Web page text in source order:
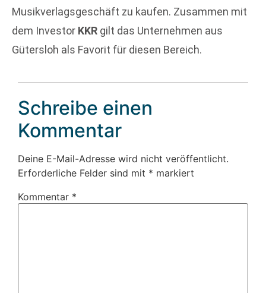
Musikverlagsgeschäft zu kaufen. Zusammen mit
dem Investor KKR gilt das Unternehmen aus
Gütersloh als Favorit für diesen Bereich.
Schreibe einen
Kommentar
Deine E-Mail-Adresse wird nicht veröffentlicht.
Erforderliche Felder sind mit * markiert
Kommentar *